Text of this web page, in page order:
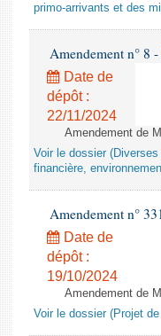
primo-arrivants et des
Amendement n° 8
Date de
dépôt :
22/11/2024
Amendement de
Voir le dossier (Diverses
financière,
Amendement n°
Date de
dépôt :
19/10/2024
Amendement de
Voir le dossier (Projet